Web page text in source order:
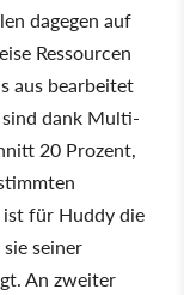
dagegen auf
Ressourcen
aus bearbeitet
dank Multi-
20 Prozent,
ist für Huddy die
seiner
An zweiter